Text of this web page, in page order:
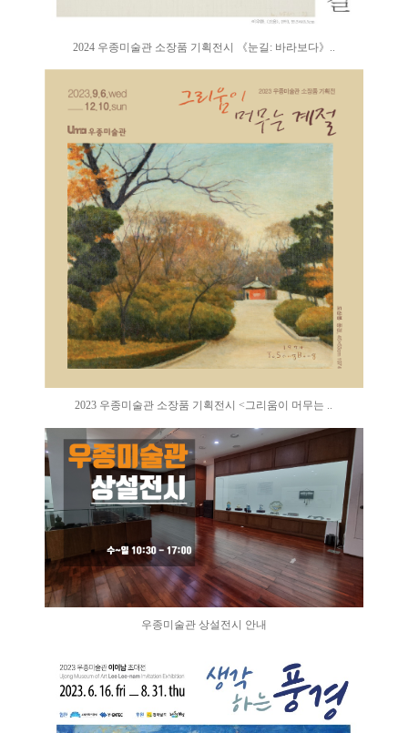
2024 우종미술관 소장품 기획전시 《눈길: 바라보다》..
2023 우종미술관 소장품 기획전시 <그리움이 머무는 ..
우종미술관 상설전시 안내